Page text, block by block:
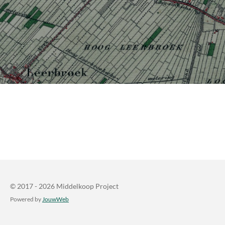
© 2017 - 2026 Middelkoop Project
Powered by JouwWeb